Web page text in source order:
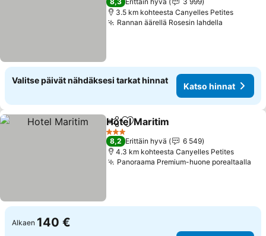
3.5 km kohteesta Canyelles Petites
Rannan äärellä Rosesin lahdella
Valitse päivät nähdäksesi tarkat hinnat
Katso hinnat
Jaa Lisää suosikkeihin
Hotel Maritim
3 Tähtiluokitus
8,2 Erittäin hyvä
6 549
4.3 km kohteesta Canyelles Petites
Panoraama Premium-huone porealtaalla
Alkaen 140 €